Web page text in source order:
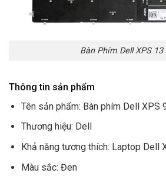
Bàn Phím Dell XPS 13
Thông tin sản phẩm
Tên sản phẩm: Bàn phím Dell XPS
Thương hiệu: Dell
Khả năng tương thích: Laptop Dell
Màu sắc: Đen